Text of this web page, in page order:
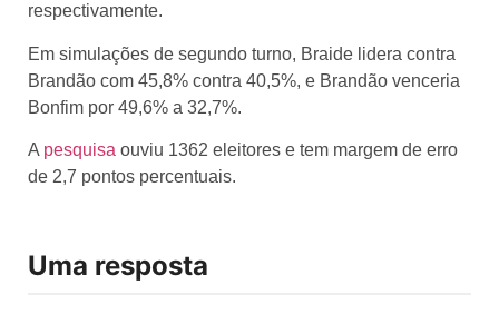
respectivamente.
Em simulações de segundo turno, Braide lidera contra
Brandão com 45,8% contra 40,5%, e Brandão venceria
Bonfim por 49,6% a 32,7%.
A pesquisa ouviu 1362 eleitores e tem margem de erro
de 2,7 pontos percentuais.
Uma resposta